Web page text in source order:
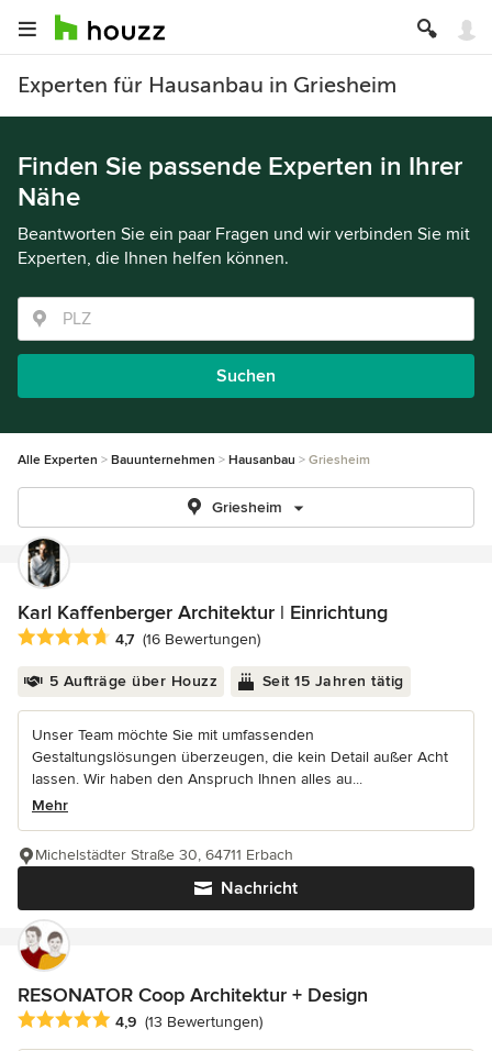
Experten für Hausanbau in Griesheim
Finden Sie passende Experten in Ihrer
Nähe
Beantworten Sie ein paar Fragen und wir verbinden Sie mit
Experten, die Ihnen helfen können.
Suchen
Alle Experten Bauunternehmen Hausanbau Griesheim
Griesheim
Karl Kaffenberger Architektur | Einrichtung
Durchschnittliche Bewertung: 4.7 von 5 Sternen
4,7 (16 Bewertungen)
5 Aufträge über Houzz Seit 15 Jahren tätig
Unser Team möchte Sie mit umfassenden
Gestaltungslösungen überzeugen, die kein Detail außer Acht
lassen. Wir haben den Anspruch Ihnen alles au...
Mehr
Nachricht
Michelstädter Straße 30, 64711 Erbach
RESONATOR Coop Architektur + Design
Durchschnittliche Bewertung: 4.9 von 5 Sternen
4,9 (13 Bewertungen)